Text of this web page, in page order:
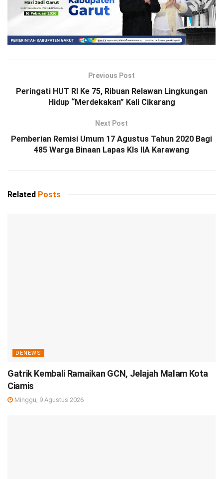
Previous Post
Peringati HUT RI Ke 75, Ribuan Relawan Lingkungan
Hidup “Merdekakan” Kali Cikarang
Next Post
Pemberian Remisi Umum 17 Agustus Tahun 2020 Bagi
485 Warga Binaan Lapas Kls IIA Karawang
Related Posts
DENEWS
Gatrik Kembali Ramaikan GCN, Jelajah Malam Kota
Ciamis
Minggu, 9 Agustus 2026